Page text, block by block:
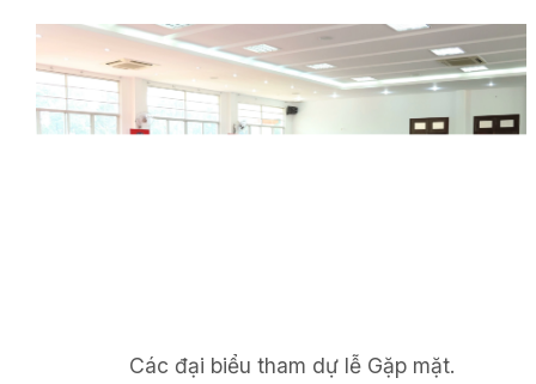
Các đại biểu tham dự lễ Gặp mặt.